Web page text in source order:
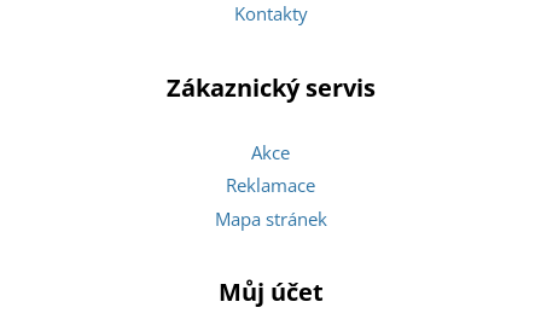
Kontakty
Zákaznický servis
Akce
Reklamace
Mapa stránek
Můj účet